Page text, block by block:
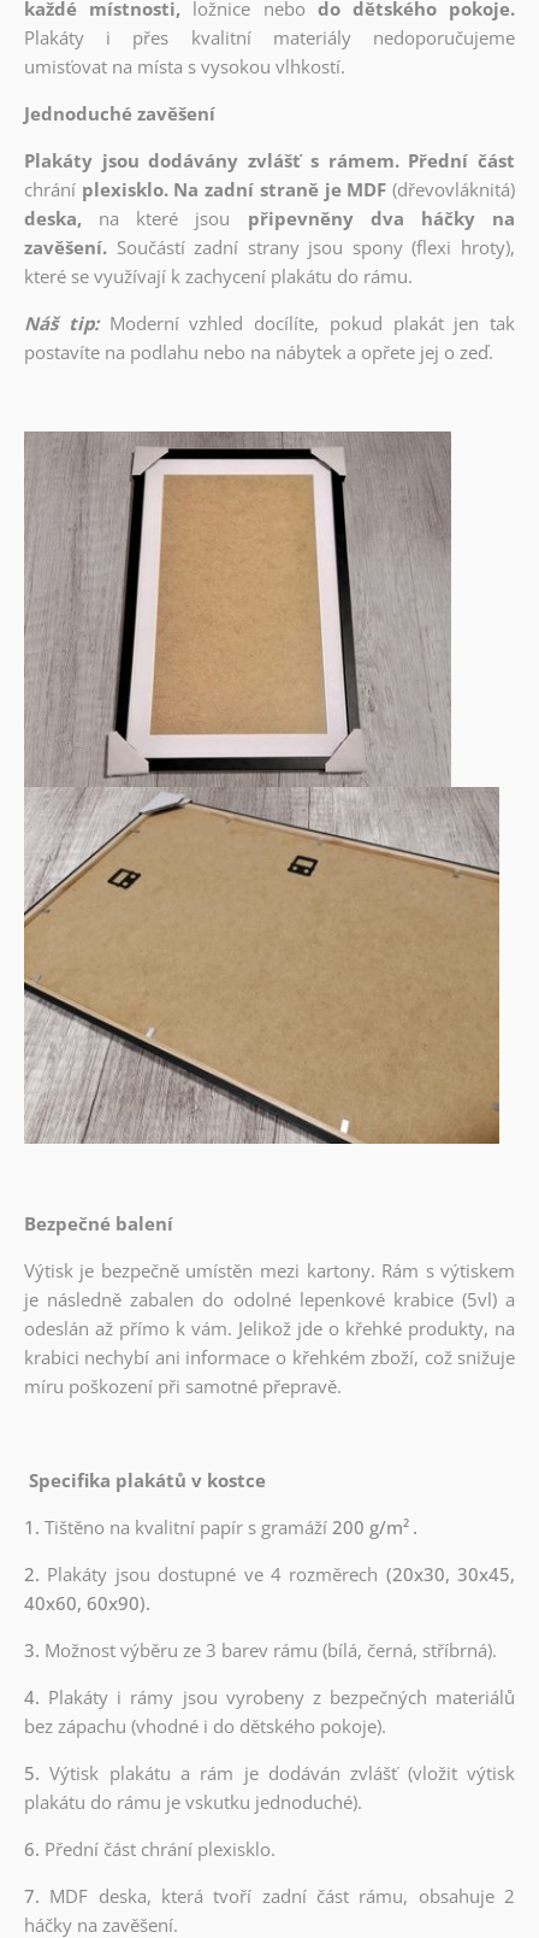
každé místnosti, ložnice nebo do dětského pokoje.
Plakáty i přes kvalitní materiály nedoporučujeme
umisťovat na místa s vysokou vlhkostí.
Jednoduché zavěšení
Plakáty jsou dodávány zvlášť s rámem. Přední část
chrání plexisklo. Na zadní straně je MDF (dřevovláknitá)
deska,
na které jsou
připevněny dva háčky na
zavěšení. Součástí zadní strany jsou spony (flexi hroty),
které se využívají k zachycení plakátu do rámu.
Náš tip: Moderní vzhled docílíte, pokud plakát jen tak
postavíte na podlahu nebo na nábytek a opřete jej o zeď.
Bezpečné balení
Výtisk je bezpečně umístěn mezi kartony. Rám s výtiskem
je následně zabalen do odolné lepenkové krabice (5vl) a
odeslán až přímo k vám. Jelikož jde o křehké produkty, na
krabici nechybí ani informace o křehkém zboží, což snižuje
míru poškození při samotné přepravě.
Specifika plakátů v kostce
1. Tištěno na kvalitní papír s gramáží200 g/m² .
2. Plakáty jsou dostupné ve 4 rozměrech (20x30, 30x45,
40x60, 60x90).
3. Možnost výběru ze 3 barev rámu (bílá, černá, stříbrná).
4. Plakáty i rámy jsou vyrobeny z bezpečných materiálů
bez zápachu (vhodné i do dětského pokoje).
5.Výtisk plakátu a rám je dodáván zvlášť (vložit výtisk
plakátu do rámu je vskutku jednoduché).
6. Přední část chrání plexisklo.
7. MDF deska, která tvoří zadní část rámu, obsahuje 2
háčky na zavěšení.